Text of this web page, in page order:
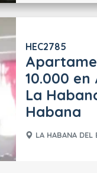
HEC2785
10.000
La
Habana
LA HABANA DEL